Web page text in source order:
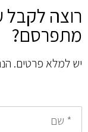
רוצה לקבל
מתפרסם?
יש למלא פרטים.
*
שם